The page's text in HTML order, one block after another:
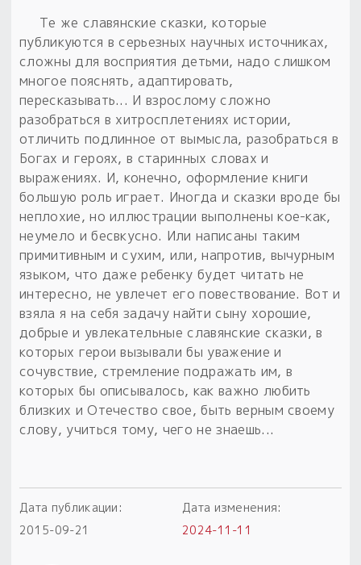
Те же славянские сказки, которые
публикуются в серьезных научных источниках,
сложны для восприятия детьми, надо слишком
многое пояснять, адаптировать,
пересказывать... И взрослому сложно
разобраться в хитросплетениях истории,
отличить подлинное от вымысла, разобраться в
Богах и героях, в старинных словах и
выражениях. И, конечно, оформление книги
большую роль играет. Иногда и сказки вроде бы
неплохие, но иллюстрации выполнены кое-как,
неумело и бесвкусно. Или написаны таким
примитивным и сухим, или, напротив, вычурным
языком, что даже ребенку будет читать не
интересно, не увлечет его повествование. Вот и
взяла я на себя задачу найти сыну хорошие,
добрые и увлекательные славянские сказки, в
которых герои вызывали бы уважение и
сочувствие, стремление подражать им, в
которых бы описывалось, как важно любить
близких и Отечество свое, быть верным своему
слову, учиться тому, чего не знаешь...
Дата публикации:
2015-09-21
Дата изменения:
2024-11-11